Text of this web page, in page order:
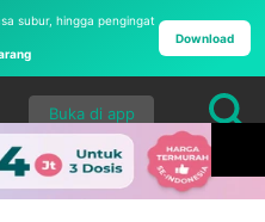
subur, hingga pengingat
Download
Buka di app